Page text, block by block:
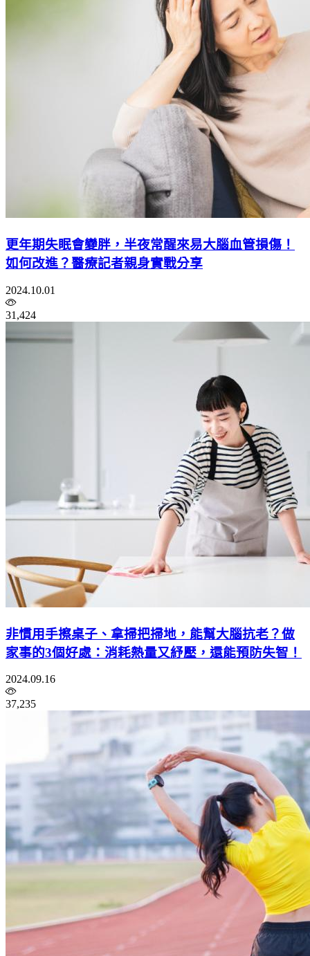
更年期失眠會變胖，半夜常醒來易大腦血管損傷！
如何改進？醫療記者親身實戰分享
2024.10.01
31,424
非慣用手擦桌子、拿掃把掃地，能幫大腦抗老？做
家事的3個好處：消耗熱量又紓壓，還能預防失智！
2024.09.16
37,235